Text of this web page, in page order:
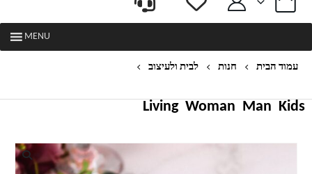
MENU
עמוד הבית חנות לבית ולעיצוב
Kids
Man
Woman
Living